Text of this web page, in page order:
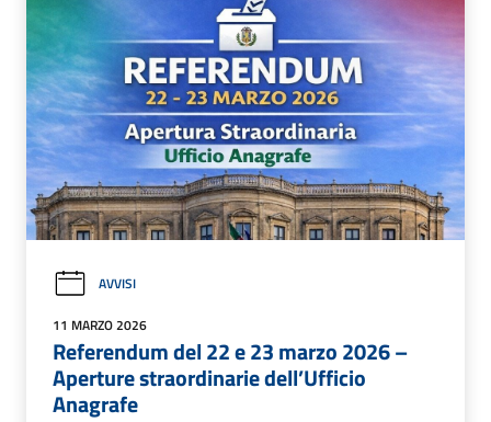
AVVISI
11 MARZO 2026
Referendum del 22 e 23 marzo 2026 –
Aperture straordinarie dell’Ufficio
Anagrafe